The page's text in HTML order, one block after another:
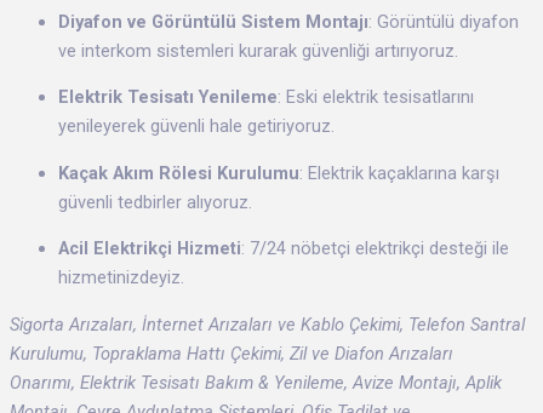
Diyafon ve Görüntülü Sistem Montajı: Görüntülü diyafon
ve interkom sistemleri kurarak güvenliği artırıyoruz.
Elektrik Tesisatı Yenileme: Eski elektrik tesisatlarını
yenileyerek güvenli hale getiriyoruz.
Kaçak Akım Rölesi Kurulumu: Elektrik kaçaklarına karşı
güvenli tedbirler alıyoruz.
Acil Elektrikçi Hizmeti: 7/24 nöbetçi elektrikçi desteği ile
hizmetinizdeyiz.
Sigorta Arızaları, İnternet Arızaları ve Kablo Çekimi, Telefon Santral
Kurulumu, Topraklama Hattı Çekimi, Zil ve Diafon Arızaları
Onarımı, Elektrik Tesisatı Bakım & Yenileme, Avize Montajı, Aplik